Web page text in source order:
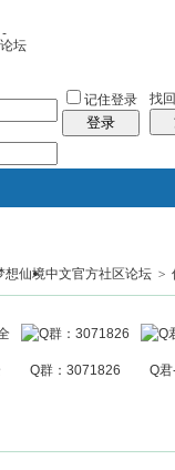
记住登录
登录
找
聚合 我的空间
想仙境中文官方社区论坛 >
Q群：3071826 Q